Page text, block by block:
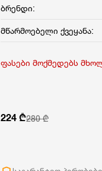
ბრენდი:
მწარმოებელი ქვეყანა:
ფასები მოქმედებს
224 ₾280 ₾